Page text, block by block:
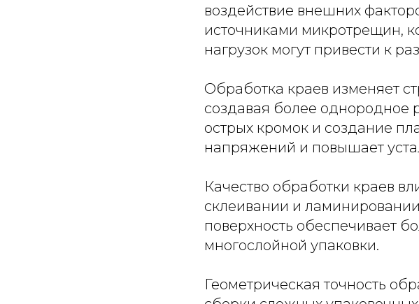
воздействие внешних
источниками микротрещин,
нагрузок могут привести к
Обработка краев изменяет
создавая более
острых кромок и создание
напряжений и повышает
Качество обработки краев
склеивании и
поверхность обеспечивает
многослойной упаковки.
Геометрическая точность